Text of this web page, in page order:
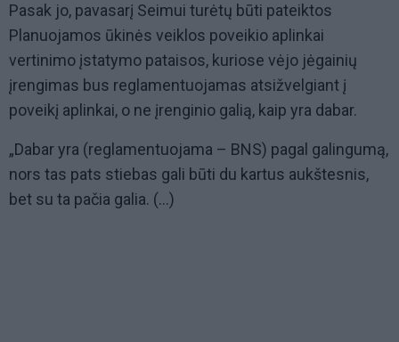
Pasak jo, pavasarį Seimui turėtų būti pateiktos
Planuojamos ūkinės veiklos poveikio aplinkai
vertinimo įstatymo pataisos, kuriose vėjo jėgainių
įrengimas bus reglamentuojamas atsižvelgiant į
poveikį aplinkai, o ne įrenginio galią, kaip yra dabar.
„Dabar yra (reglamentuojama – BNS) pagal galingumą,
nors tas pats stiebas gali būti du kartus aukštesnis,
bet su ta pačia galia. (...)